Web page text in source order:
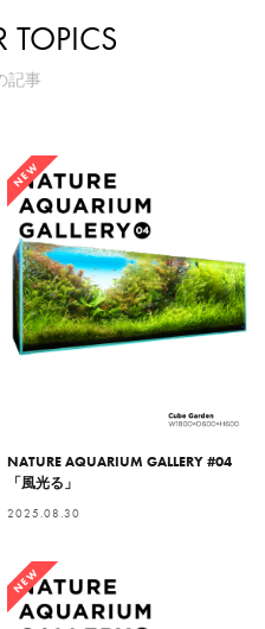
TOPICS
記事
NEW
NATURE AQUARIUM GALLERY #04
「風光る」
2025.08.30
NEW